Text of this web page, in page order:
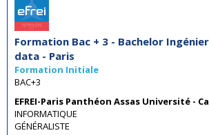
Formation Bac + 3 - Bachelor
data - Paris
Formation Initiale
BAC+3
EFREI-Paris Panthéon Assas Université -
INFORMATIQUE
GÉNÉRALISTE